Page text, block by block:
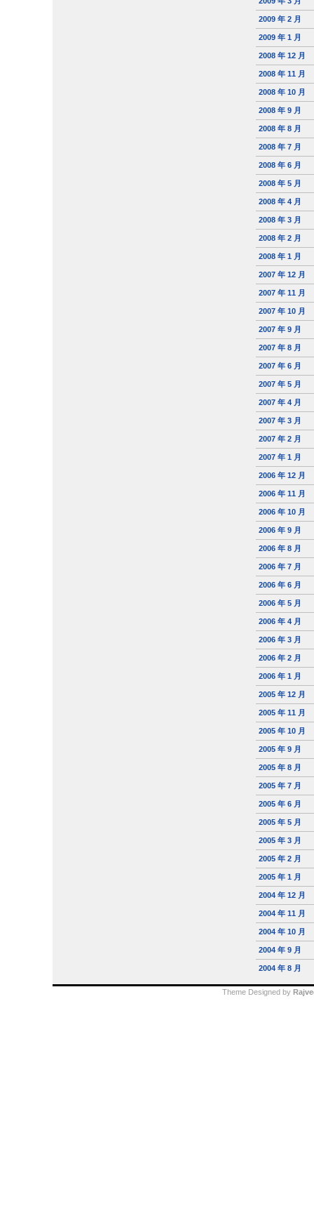
2009 年 2 月
2009 年 1 月
2008 年 12 月
2008 年 11 月
2008 年 10 月
2008 年 9 月
2008 年 8 月
2008 年 7 月
2008 年 6 月
2008 年 5 月
2008 年 4 月
2008 年 3 月
2008 年 2 月
2008 年 1 月
2007 年 12 月
2007 年 11 月
2007 年 10 月
2007 年 9 月
2007 年 8 月
2007 年 6 月
2007 年 5 月
2007 年 4 月
2007 年 3 月
2007 年 2 月
2007 年 1 月
2006 年 12 月
2006 年 11 月
2006 年 10 月
2006 年 9 月
2006 年 8 月
2006 年 7 月
2006 年 6 月
2006 年 5 月
2006 年 4 月
2006 年 3 月
2006 年 2 月
2006 年 1 月
2005 年 12 月
2005 年 11 月
2005 年 10 月
2005 年 9 月
2005 年 8 月
2005 年 7 月
2005 年 6 月
2005 年 5 月
2005 年 3 月
2005 年 2 月
2005 年 1 月
2004 年 12 月
2004 年 11 月
2004 年 10 月
2004 年 9 月
2004 年 8 月
Theme Designed by